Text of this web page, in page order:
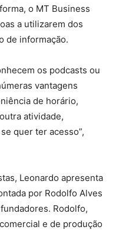
o MT Business
a utilizarem dos
de informação.
os podcasts ou
vantagens
de horário,
atividade,
quer ter acesso”,
Leonardo apresenta
por Rodolfo Alves
Rodolfo,
e de produção